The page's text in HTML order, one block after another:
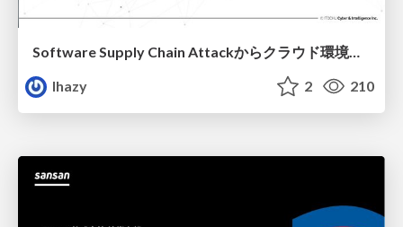
Software Supply Chain Attackからクラウド環境を守るためにできること
lhazy
2 210